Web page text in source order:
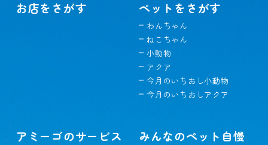
お店をさがす ペットをさがす
わんちゃん
ねこちゃん
小動物
アクア
今月のいちおし小動物
今月のいちおしアクア
アミーゴのサービス みんなのペット自慢